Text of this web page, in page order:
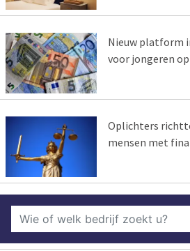
Nieuw platform
voor jongeren
Oplichters
mensen met